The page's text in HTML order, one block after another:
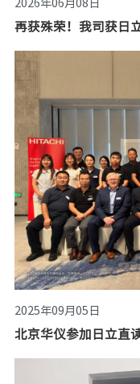
2026年06月08日
再获殊荣！我司获日
2025年09月05日
北京华仪参加日立直